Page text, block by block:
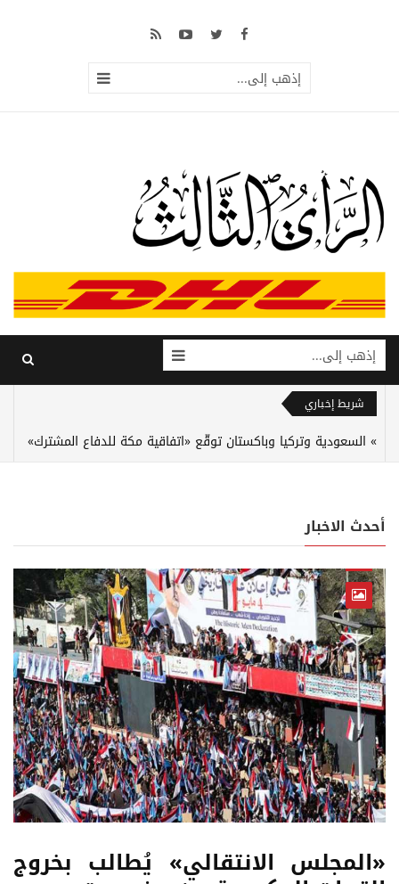
إذهب إلى...
إذهب إلى...
شريط إخباري
السعودية وتركيا وباكستان توقّع «اتفاقية مكة للدفاع المشترك»
أحدث الاخبار
«المجلس الانتقالي» يُطالب بخروج